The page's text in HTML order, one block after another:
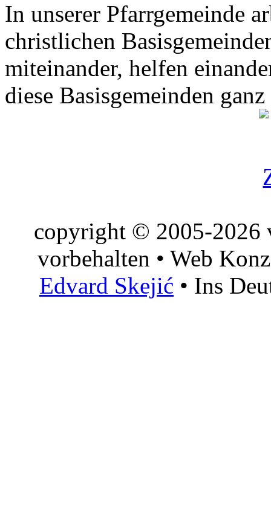
In unserer Pfarrgemeinde
christlichen
miteinander, helfen
diese Basisgemeinden
copyright © 2005-2026
vorbehalten • Web
Edvard Skejić • Ins